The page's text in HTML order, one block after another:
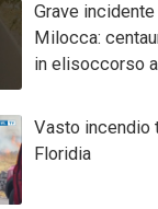
Grave
Milocca:
in elisoccorso
Vasto incendio
Floridia